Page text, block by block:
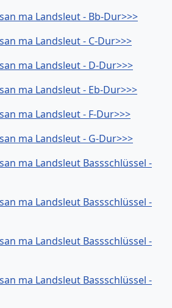
ma Landsleut - Bb-Dur>>>
ma Landsleut - C-Dur>>>
ma Landsleut - D-Dur>>>
ma Landsleut - Eb-Dur>>>
ma Landsleut - F-Dur>>>
ma Landsleut - G-Dur>>>
ma Landsleut Bassschlüssel -
ma Landsleut Bassschlüssel -
ma Landsleut Bassschlüssel -
ma Landsleut Bassschlüssel -